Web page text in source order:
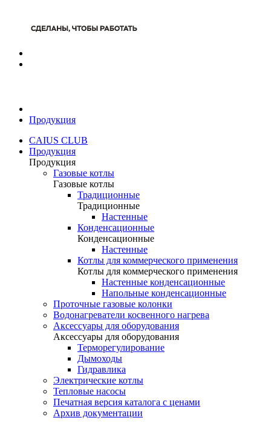
Продукция
CAIUS CLUB
Продукция
Продукция
Газовые котлы
Газовые котлы
Традиционные
Традиционные
Настенные
Конденсационные
Конденсационные
Настенные
Котлы для коммерческого применения
Котлы для коммерческого применения
Настенные конденсационные
Напольные конденсационные
Проточные газовые колонки
Водонагреватели косвенного нагрева
Аксессуары для оборудования
Аксессуары для оборудования
Терморегулирование
Дымоходы
Гидравлика
Электрические котлы
Тепловые насосы
Печатная версия каталога с ценами
Архив документации